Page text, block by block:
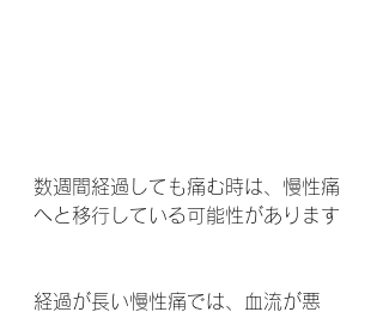
数週間経過しても痛む時は、慢性痛
へと移行している可能性があります
経過が長い慢性痛では、血流が悪